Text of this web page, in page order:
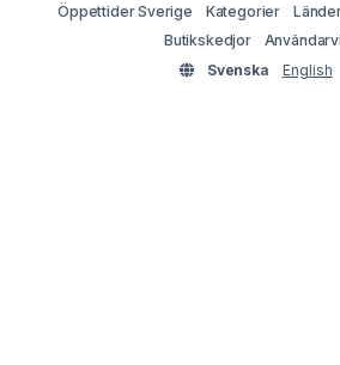
Öppettider Sverige
Kategorier
Butikskedjor
Svenska
English